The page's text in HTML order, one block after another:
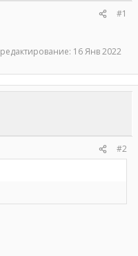
#1
16 Янв 2022
#2